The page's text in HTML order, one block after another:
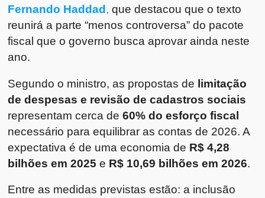
Fernando Haddad, que destacou que o texto
reunirá a parte “menos controversa” do pacote
fiscal que o governo busca aprovar ainda neste
ano.
Segundo o ministro, as propostas de limitação
de despesas e revisão de cadastros sociais
representam cerca de60% do esforço fiscal
necessário para equilibrar as contas de 2026. A
expectativa é de uma economia de R$ 4,28
bilhões em 2025 e R$ 10,69 bilhões em 2026.
Entre as medidas previstas estão: a inclusão